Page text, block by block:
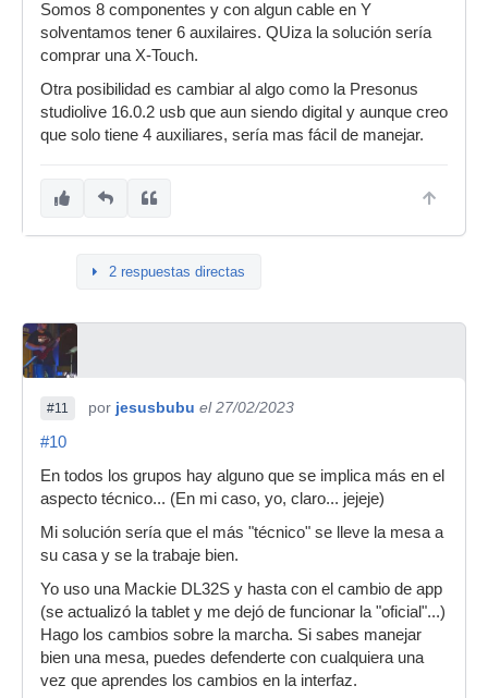
Somos 8 componentes y con algun cable en Y
solventamos tener 6 auxilaires. QUiza la solución sería
comprar una X-Touch.
Otra posibilidad es cambiar al algo como la Presonus
studiolive 16.0.2 usb que aun siendo digital y aunque creo
que solo tiene 4 auxiliares, sería mas fácil de manejar.
2 respuestas directas
#11 por jesusbubu el 27/02/2023
#10
En todos los grupos hay alguno que se implica más en el
aspecto técnico... (En mi caso, yo, claro... jejeje)
Mi solución sería que el más "técnico" se lleve la mesa a
su casa y se la trabaje bien.
Yo uso una Mackie DL32S y hasta con el cambio de app
(se actualizó la tablet y me dejó de funcionar la "oficial"...)
Hago los cambios sobre la marcha. Si sabes manejar
bien una mesa, puedes defenderte con cualquiera una
vez que aprendes los cambios en la interfaz.